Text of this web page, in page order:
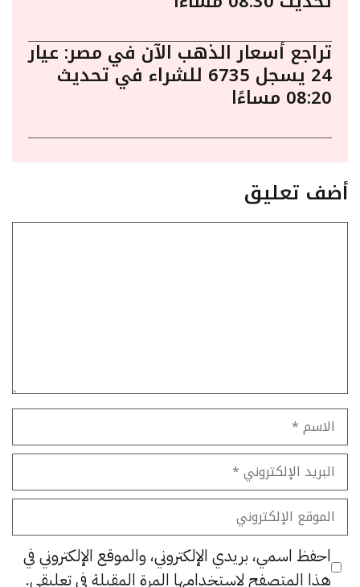
تراجع أسعار الذهب الآن في مصر: عيار
24 يسجل 6735 للشراء في تحديث
08:20 مساءًا
أضف تعليق
الاسم
البريد
الإلكتروني
الموقع
الإلكتروني
احفظ اسمي، بريدي الإلكتروني، والموقع الإلكتروني في
هذا المتصفح لاستخدامها المرة المقبلة في تعليقي.